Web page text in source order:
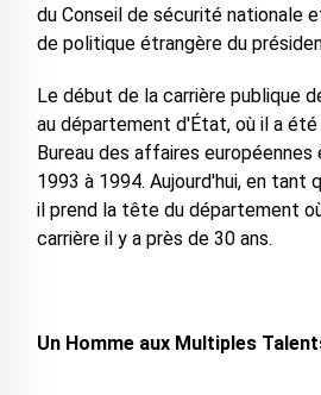
du Conseil de sécurité nationale
de politique étrangère du
Le début de la carrière publique
au département d'État, où il a
Bureau des affaires européennes
1993 à 1994. Aujourd'hui, en tant
il prend la tête du département
carrière il y a près de 30 ans.
Un Homme aux Multiples